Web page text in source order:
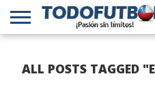
B
CHILENA
EN EL
MUNDO
INTERNACIONAL
ALL POSTS TAGGED